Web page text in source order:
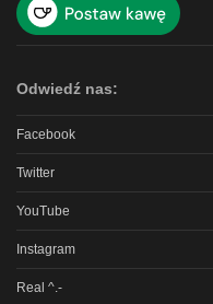
Odwiedź nas:
Facebook
Twitter
YouTube
Instagram
Real ^.-